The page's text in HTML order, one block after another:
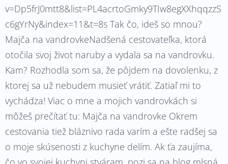
v=Dp5frJ0mtt8&list=PL4acrtoGmky9TIw8egXXhqqzzS
c6gYrNy&index=11&t=8s Tak čo, ideš so mnou?
Majča na vandrovkeNadšená cestovateľka, ktorá
otočila svoj život naruby a vydala sa na vandrovku.
Kam? Rozhodla som sa, že pôjdem na dovolenku, z
ktorej sa už nebudem musieť vrátiť. Zatiaľ mi to
vychádza! Viac o mne a mojich vandrovkách si
môžeš prečítať tu: Majča na vandrovke Okrem
cestovania tiež bláznivo rada varím a ešte radšej sa
o moje skúsenosti z kuchyne delím. Ak ťa zaujíma,